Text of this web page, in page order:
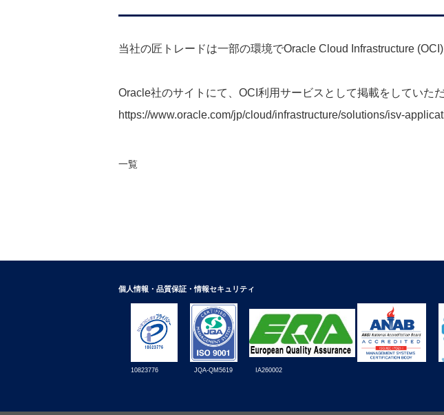
当社の匠トレードは一部の環境でOracle Cloud Infrastructure
Oracle社のサイトにて、OCI利用サービスとして掲載をしていただ
https://www.oracle.com/jp/cloud/infrastructure/solutions/isv-
一覧
個人情報・品質保証・情報セキュリティ
10823776 IA260002